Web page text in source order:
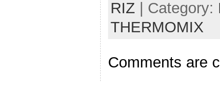
RIZ | Category:
THERMOMIX
Comments are